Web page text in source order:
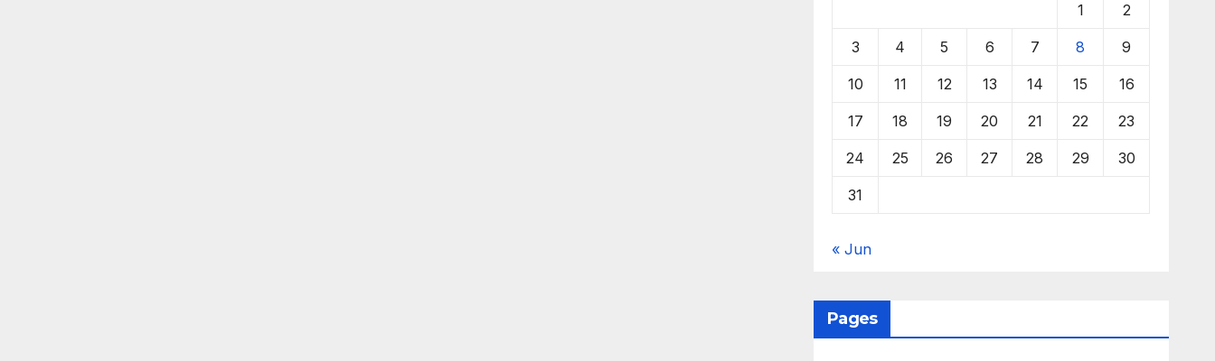
1 2
3 4 5 6 7 8 9
10 11 12 13 14 15 16
17 18 19 20 21 22 23
24 25 26 27 28 29 30
31
« Jun
Pages